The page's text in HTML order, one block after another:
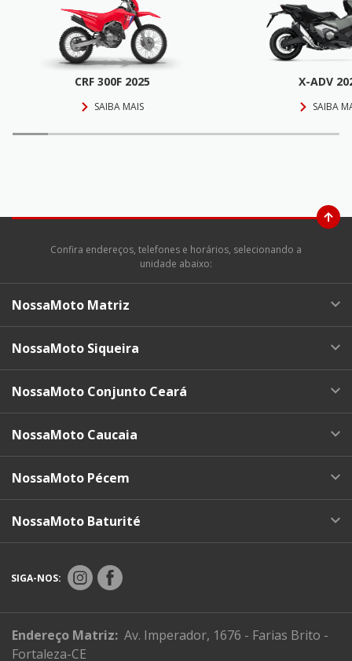
CRF 300F 2025
SAIBA MAIS
X-ADV
SAIBA
Confira endereços, telefones e horários, selecionando a
unidade abaixo:
NossaMoto Matriz
NossaMoto Siqueira
NossaMoto Conjunto Ceará
NossaMoto Caucaia
NossaMoto Pécem
NossaMoto Baturité
SIGA-NOS:
Endereço Matriz: Av. Imperador, 1676 - Farias Brito -
Fortaleza-CE